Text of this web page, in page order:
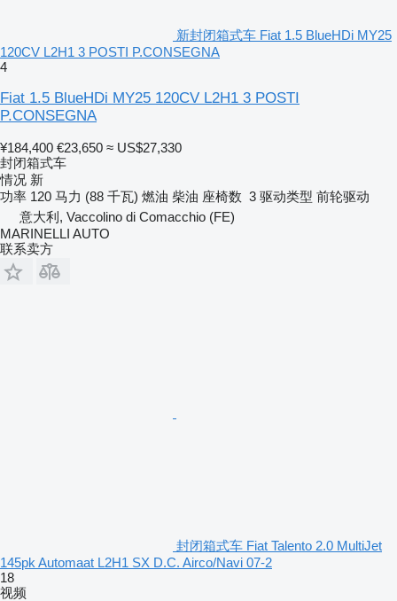
新封闭箱式车 Fiat 1.5 BlueHDi MY25
120CV L2H1 3 POSTI P.CONSEGNA
4
Fiat 1.5 BlueHDi MY25 120CV L2H1 3 POSTI
P.CONSEGNA
¥184,400 €23,650 ≈ US$27,330
封闭箱式车
情况 新
功率 120 马力 (88 千瓦) 燃油 柴油 座椅数 3 驱动类型 前轮驱动
意大利, Vaccolino di Comacchio (FE)
MARINELLI AUTO
联系卖方
封闭箱式车 Fiat Talento 2.0 MultiJet
145pk Automaat L2H1 SX D.C. Airco/Navi 07-2
18
视频